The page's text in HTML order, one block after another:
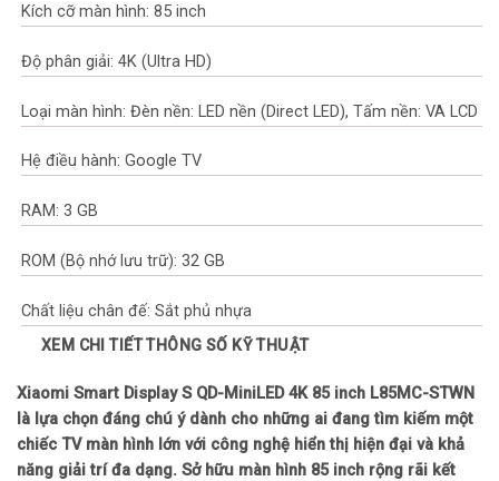
Kích cỡ màn hình: 85 inch
Độ phân giải: 4K (Ultra HD)
Loại màn hình: Đèn nền: LED nền (Direct LED), Tấm nền: VA LCD
Hệ điều hành: Google TV
RAM: 3 GB
ROM (Bộ nhớ lưu trữ): 32 GB
Chất liệu chân đế: Sắt phủ nhựa
Nơi sản xuất: Trung Quốc
Năm ra mắt: 2026
XEM CHI TIẾT THÔNG SỐ KỸ THUẬT
Xiaomi Smart Display S QD-MiniLED 4K 85 inch L85MC-STWN
là lựa chọn đáng chú ý dành cho những ai đang tìm kiếm một
chiếc TV màn hình lớn với công nghệ hiển thị hiện đại và khả
năng giải trí đa dạng. Sở hữu màn hình 85 inch rộng rãi kết